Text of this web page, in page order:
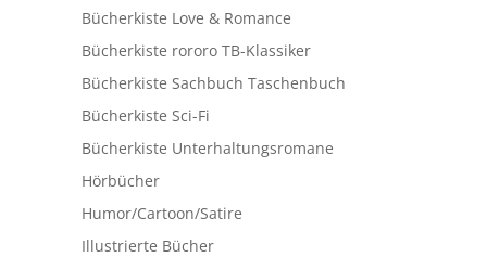
Bücherkiste Love & Romance
Bücherkiste rororo TB-Klassiker
Bücherkiste Sachbuch Taschenbuch
Bücherkiste Sci-Fi
Bücherkiste Unterhaltungsromane
Hörbücher
Humor/Cartoon/Satire
Illustrierte Bücher